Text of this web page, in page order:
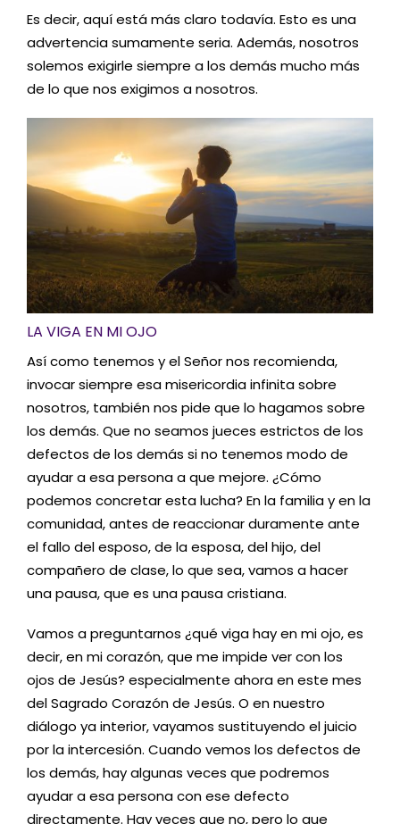
Es decir, aquí está más claro todavía. Esto es una
advertencia sumamente seria. Además, nosotros
solemos exigirle siempre a los demás mucho más
de lo que nos exigimos a nosotros.
LA VIGA EN MI OJO
Así como tenemos y el Señor nos recomienda,
invocar siempre esa misericordia infinita sobre
nosotros, también nos pide que lo hagamos sobre
los demás. Que no seamos jueces estrictos de los
defectos de los demás si no tenemos modo de
ayudar a esa persona a que mejore. ¿Cómo
podemos concretar esta lucha? En la familia y en la
comunidad, antes de reaccionar duramente ante
el fallo del esposo, de la esposa, del hijo, del
compañero de clase, lo que sea, vamos a hacer
una pausa, que es una pausa cristiana.
Vamos a preguntarnos ¿qué viga hay en mi ojo, es
decir, en mi corazón, que me impide ver con los
ojos de Jesús? especialmente ahora en este mes
del Sagrado Corazón de Jesús. O en nuestro
diálogo ya interior, vayamos sustituyendo el juicio
por la intercesión. Cuando vemos los defectos de
los demás, hay algunas veces que podremos
ayudar a esa persona con ese defecto
directamente. Hay veces que no, pero lo que